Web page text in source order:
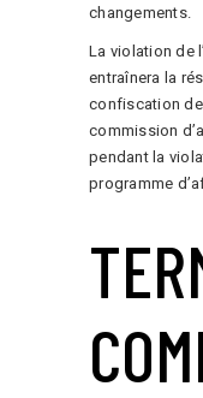
changements.
La violation de
entraînera la
confiscation
commission
pendant la
programme